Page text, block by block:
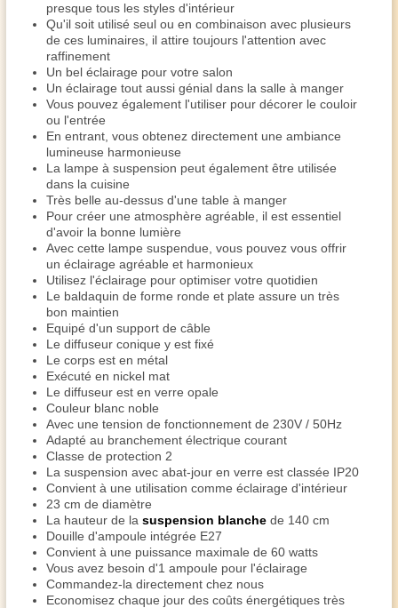
presque tous les styles d'intérieur
Qu'il soit utilisé seul ou en combinaison avec plusieurs
de ces luminaires, il attire toujours l'attention avec
raffinement
Un bel éclairage pour votre salon
Un éclairage tout aussi génial dans la salle à manger
Vous pouvez également l'utiliser pour décorer le couloir
ou l'entrée
En entrant, vous obtenez directement une ambiance
lumineuse harmonieuse
La lampe à suspension peut également être utilisée
dans la cuisine
Très belle au-dessus d'une table à manger
Pour créer une atmosphère agréable, il est essentiel
d'avoir la bonne lumière
Avec cette lampe suspendue, vous pouvez vous offrir
un éclairage agréable et harmonieux
Utilisez l'éclairage pour optimiser votre quotidien
Le baldaquin de forme ronde et plate assure un très
bon maintien
Equipé d'un support de câble
Le diffuseur conique y est fixé
Le corps est en métal
Exécuté en nickel mat
Le diffuseur est en verre opale
Couleur blanc noble
Avec une tension de fonctionnement de 230V / 50Hz
Adapté au branchement électrique courant
Classe de protection 2
La suspension avec abat-jour en verre est classée IP20
Convient à une utilisation comme éclairage d'intérieur
23 cm de diamètre
La hauteur de la suspension blanche de 140 cm
Douille d'ampoule intégrée E27
Convient à une puissance maximale de 60 watts
Vous avez besoin d'1 ampoule pour l'éclairage
Commandez-la directement chez nous
Economisez chaque jour des coûts énergétiques très